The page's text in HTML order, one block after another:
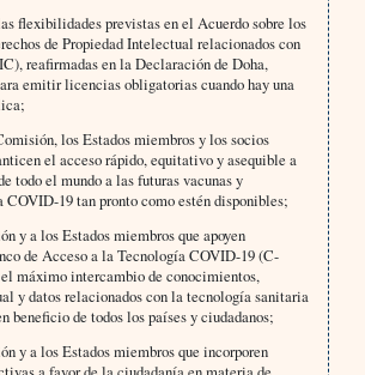
flexibilidades previstas en el Acuerdo sobre los
de Propiedad Intelectual relacionados con
reafirmadas en la Declaración de Doha,
emitir licencias obligatorias cuando hay una
los Estados miembros y los socios
el acceso rápido, equitativo y asequible a
todo el mundo a las futuras vacunas y
19 tan pronto como estén disponibles;
y a los Estados miembros que apoyen
de Acceso a la Tecnología COVID-19 (C-
máximo intercambio de conocimientos,
y datos relacionados con la tecnología sanitaria
beneficio de todos los países y ciudadanos;
y a los Estados miembros que incorporen